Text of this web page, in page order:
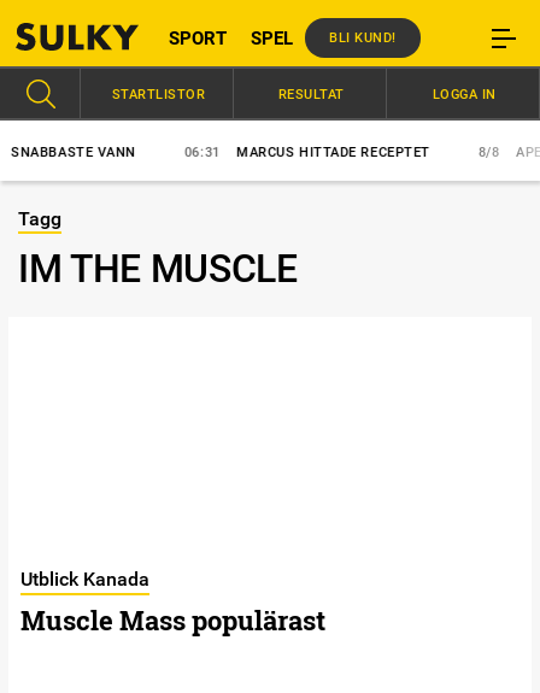
SPORT SPEL BLI KUND!
VANN 06:31 MARCUS HITTADE RECEPTET APEX
STARTLISTOR RESULTAT LOGGA IN
Tagg
IM THE MUSCLE
Utblick Kanada
Muscle Mass populärast